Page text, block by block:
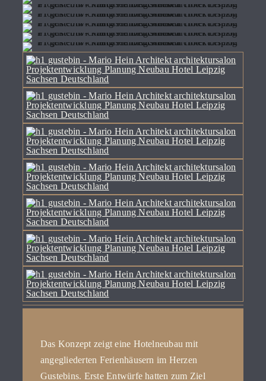
Das Konzept zeigt eine Hotelneubau mit
angegliederten Ferienhäusern im Herzen
Gustebins. Erste Entwürfe hatten zum Ziel